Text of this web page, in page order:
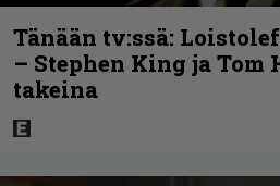
Tänään tv:ssä:
– Stephen King ja Tom
takeina